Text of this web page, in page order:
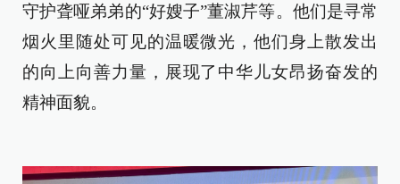
守护聋哑弟弟的“好嫂子”董淑芹等。他们是寻常
烟火里随处可见的温暖微光，他们身上散发出
的向上向善力量，展现了中华儿女昂扬奋发的
精神面貌。